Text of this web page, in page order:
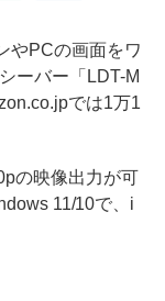
やPCの画面をワ
ーバー「LDT-M
では1万1
の映像出力が可
11/10で、i